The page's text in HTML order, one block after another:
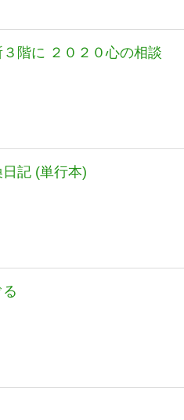
階に ２０２０心の相談
記 (単行本)